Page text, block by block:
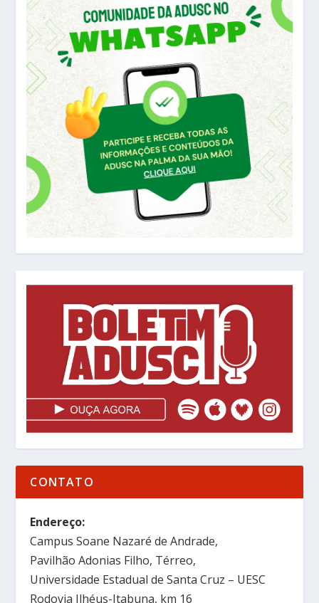
CONTATO
Endereço:
Campus Soane Nazaré de Andrade,
Pavilhão Adonias Filho, Térreo,
Universidade Estadual de Santa Cruz – UESC
Rodovia Ilhéus-Itabuna, km 16